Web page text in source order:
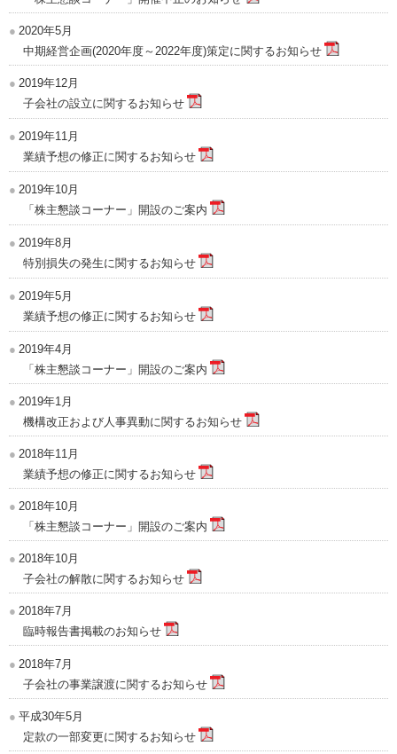
2020年5月
中期経営企画(2020年度～2022年度)策定に関するお知らせ
2019年12月
子会社の設立に関するお知らせ
2019年11月
業績予想の修正に関するお知らせ
2019年10月
「株主懇談コーナー」開設のご案内
2019年8月
特別損失の発生に関するお知らせ
2019年5月
業績予想の修正に関するお知らせ
2019年4月
「株主懇談コーナー」開設のご案内
2019年1月
機構改正および人事異動に関するお知らせ
2018年11月
業績予想の修正に関するお知らせ
2018年10月
「株主懇談コーナー」開設のご案内
2018年10月
子会社の解散に関するお知らせ
2018年7月
臨時報告書掲載のお知らせ
2018年7月
子会社の事業譲渡に関するお知らせ
平成30年5月
定款の一部変更に関するお知らせ